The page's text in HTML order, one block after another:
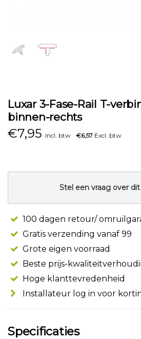
Luxar 3-Fase-Rail T-
binnen-rechts
€7,95 Incl. btw €6,57 Excl. btw
Stel een vraag over
100 dagen retour/
Gratis verzending vanaf 99
Grote eigen voorraad
Beste prijs-
Hoge klanttevredenheid
Installateur log in voor
Specificaties